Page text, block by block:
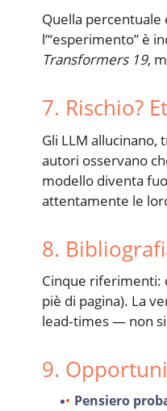
Quella
l’“esperimento” è
Transformers 19,
7. Rischio?
Gli LLM
autori osservano
modello diventa
attentamente le
8.
Cinque riferimenti:
piè di pagina). La
lead‑times — non si
9.
Pensiero